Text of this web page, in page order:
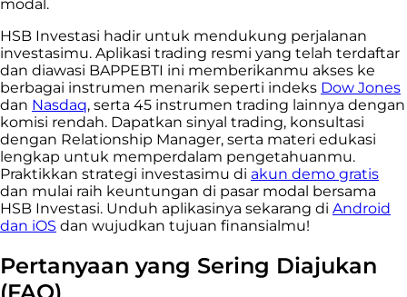
modal.
HSB Investasi hadir untuk mendukung perjalanan
investasimu. Aplikasi trading resmi yang telah terdaftar
dan diawasi BAPPEBTI ini memberikanmu akses ke
berbagai instrumen menarik seperti indeks Dow Jones
dan Nasdaq, serta 45 instrumen trading lainnya dengan
komisi rendah. Dapatkan sinyal trading, konsultasi
dengan Relationship Manager, serta materi edukasi
lengkap untuk memperdalam pengetahuanmu.
Praktikkan strategi investasimu di akun demo gratis
dan mulai raih keuntungan di pasar modal bersama
HSB Investasi. Unduh aplikasinya sekarang di Android
dan iOS dan wujudkan tujuan finansialmu!
Pertanyaan yang Sering Diajukan